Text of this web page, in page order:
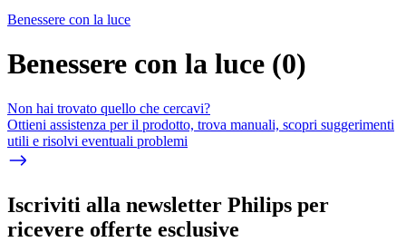
Benessere con la luce
Benessere con la luce (0)
Non hai trovato quello che cercavi?
Ottieni assistenza per il prodotto, trova manuali, scopri suggerimenti
utili e risolvi eventuali problemi
Iscriviti alla newsletter Philips per
ricevere offerte esclusive